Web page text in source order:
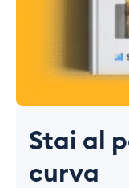
Stai al
curva